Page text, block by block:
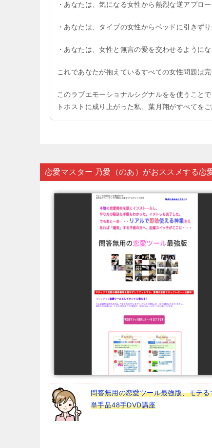
・あなたは、気になる女性から熱烈な逆アプロ
・あなたは、タイプの女性からベッドに引きず
・あなたは、女性と無言の愛を交わせるようにな
これであなたが抱えているすべての女性問題は
このラブエモーショナルシグナルをを使うこと
トホストに成り上がった私、葉月翔がすべてをご
恋愛マスター 乃愛（のあ）がおススメする恋
問答無用の恋愛ツール最強版、モテる
単手品48手DVD講座